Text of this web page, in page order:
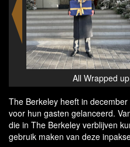
All Wrapped up at
The Berkeley heeft in december
voor hun gasten gelanceerd.
die in The Berkeley verblijven
gebruik maken van deze